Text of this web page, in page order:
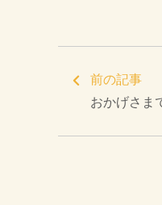
前の記事
おかげさま